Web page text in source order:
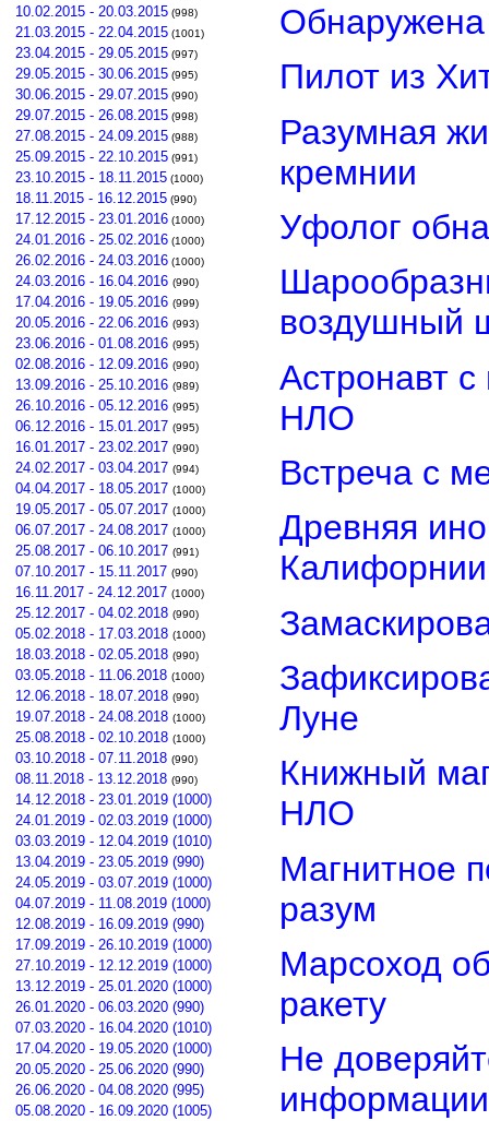
10.02.2015 - 20.03.2015 (998)
21.03.2015 - 22.04.2015 (1001)
23.04.2015 - 29.05.2015 (997)
29.05.2015 - 30.06.2015 (995)
30.06.2015 - 29.07.2015 (990)
29.07.2015 - 26.08.2015 (998)
27.08.2015 - 24.09.2015 (988)
25.09.2015 - 22.10.2015 (991)
23.10.2015 - 18.11.2015 (1000)
18.11.2015 - 16.12.2015 (990)
17.12.2015 - 23.01.2016 (1000)
24.01.2016 - 25.02.2016 (1000)
26.02.2016 - 24.03.2016 (1000)
24.03.2016 - 16.04.2016 (990)
17.04.2016 - 19.05.2016 (999)
20.05.2016 - 22.06.2016 (993)
23.06.2016 - 01.08.2016 (995)
02.08.2016 - 12.09.2016 (990)
13.09.2016 - 25.10.2016 (989)
26.10.2016 - 05.12.2016 (995)
06.12.2016 - 15.01.2017 (995)
16.01.2017 - 23.02.2017 (990)
24.02.2017 - 03.04.2017 (994)
04.04.2017 - 18.05.2017 (1000)
19.05.2017 - 05.07.2017 (1000)
06.07.2017 - 24.08.2017 (1000)
25.08.2017 - 06.10.2017 (991)
07.10.2017 - 15.11.2017 (990)
16.11.2017 - 24.12.2017 (1000)
25.12.2017 - 04.02.2018 (990)
05.02.2018 - 17.03.2018 (1000)
18.03.2018 - 02.05.2018 (990)
03.05.2018 - 11.06.2018 (1000)
12.06.2018 - 18.07.2018 (990)
19.07.2018 - 24.08.2018 (1000)
25.08.2018 - 02.10.2018 (1000)
03.10.2018 - 07.11.2018 (990)
08.11.2018 - 13.12.2018 (990)
14.12.2018 - 23.01.2019 (1000)
24.01.2019 - 02.03.2019 (1000)
03.03.2019 - 12.04.2019 (1010)
13.04.2019 - 23.05.2019 (990)
24.05.2019 - 03.07.2019 (1000)
04.07.2019 - 11.08.2019 (1000)
12.08.2019 - 16.09.2019 (990)
17.09.2019 - 26.10.2019 (1000)
27.10.2019 - 12.12.2019 (1000)
13.12.2019 - 25.01.2020 (1000)
26.01.2020 - 06.03.2020 (990)
07.03.2020 - 16.04.2020 (1010)
17.04.2020 - 19.05.2020 (1000)
20.05.2020 - 25.06.2020 (990)
26.06.2020 - 04.08.2020 (995)
05.08.2020 - 16.09.2020 (1005)
Обнаружена
Пилот из
Разумная
кремнии
Уфолог
воздушный
Астронавт
НЛО
Встреча с
Древняя
Калифорнии
Луне
Книжный
НЛО
Магнитное
разум
Марсоход
ракету
Не
информации